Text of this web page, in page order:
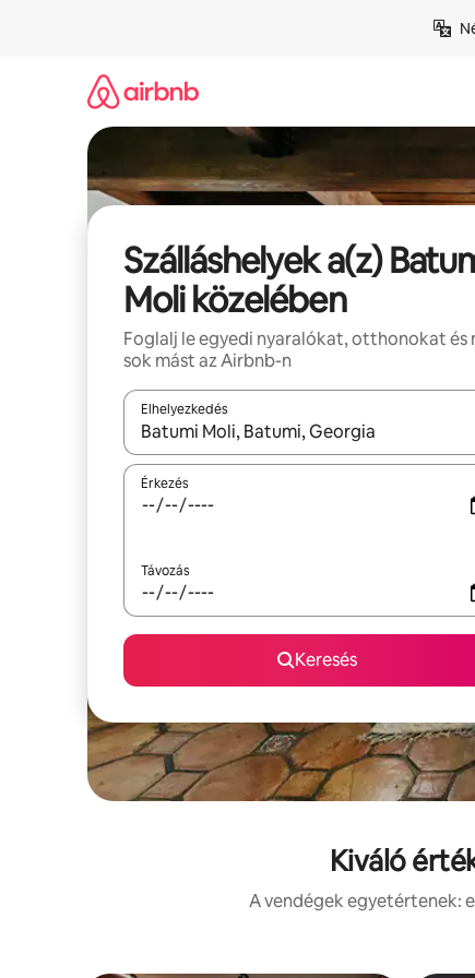
Szálláshelyek a(z)
Moli közelében
Foglalj le egyedi nyaralókat, otthonokat és
sok mást az Airbnb-n
Elhelyezkedés
Az eredmények között a felfelé és a lefelé
Érkezés
Távozás
Keresés
Kiváló
A vendégek egyetértenek: